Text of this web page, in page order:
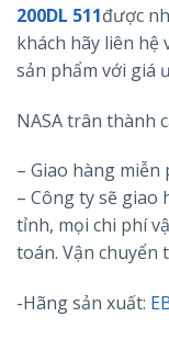
200DL 511được
khách hãy liên hệ
sản phẩm với giá
NASA trân thành
– Giao hàng
– Công ty sẽ giao
tỉnh, mọi chi phí
toán. Vận chuyển
-Hãng sản xuất: